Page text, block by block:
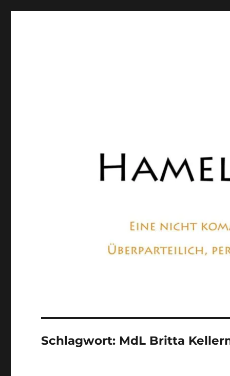
Schlagwort: MdL Britta